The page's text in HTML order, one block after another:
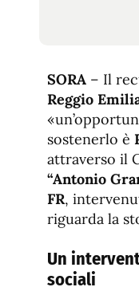
SORA – Il
Reggio
sostenerlo è
attraverso il
“Antonio
FR,
riguarda la
Un
sociali